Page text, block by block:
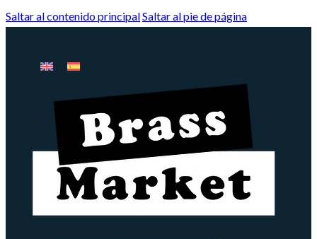
Saltar al contenido principalSaltar al pie de página